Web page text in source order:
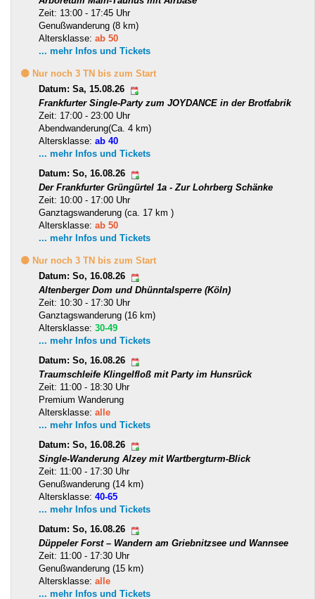
Zeit: 13:00 - 17:45 Uhr
Genußwanderung (8 km)
Altersklasse: ab 50
... mehr Infos und Tickets
🟡 Nur noch 3 TN bis zum Start
Datum: Sa, 15.08.26
Frankfurter Single-Party zum JOYDANCE in der Brotfabrik
Zeit: 17:00 - 23:00 Uhr
Abendwanderung(Ca. 4 km)
Altersklasse: ab 40
... mehr Infos und Tickets
Datum: So, 16.08.26
Der Frankfurter Grüngürtel 1a - Zur Lohrberg Schänke
Zeit: 10:00 - 17:00 Uhr
Ganztagswanderung (ca. 17 km )
Altersklasse: ab 50
... mehr Infos und Tickets
🟡 Nur noch 3 TN bis zum Start
Datum: So, 16.08.26
Altenberger Dom und Dhünntalsperre (Köln)
Zeit: 10:30 - 17:30 Uhr
Ganztagswanderung (16 km)
Altersklasse: 30-49
... mehr Infos und Tickets
Datum: So, 16.08.26
Traumschleife Klingelfloß mit Party im Hunsrück
Zeit: 11:00 - 18:30 Uhr
Premium Wanderung
Altersklasse: alle
... mehr Infos und Tickets
Datum: So, 16.08.26
Single-Wanderung Alzey mit Wartbergturm-Blick
Zeit: 11:00 - 17:30 Uhr
Genußwanderung (14 km)
Altersklasse: 40-65
... mehr Infos und Tickets
Datum: So, 16.08.26
Düppeler Forst – Wandern am Griebnitzsee und Wannsee
Zeit: 11:00 - 17:30 Uhr
Genußwanderung (15 km)
Altersklasse: alle
... mehr Infos und Tickets